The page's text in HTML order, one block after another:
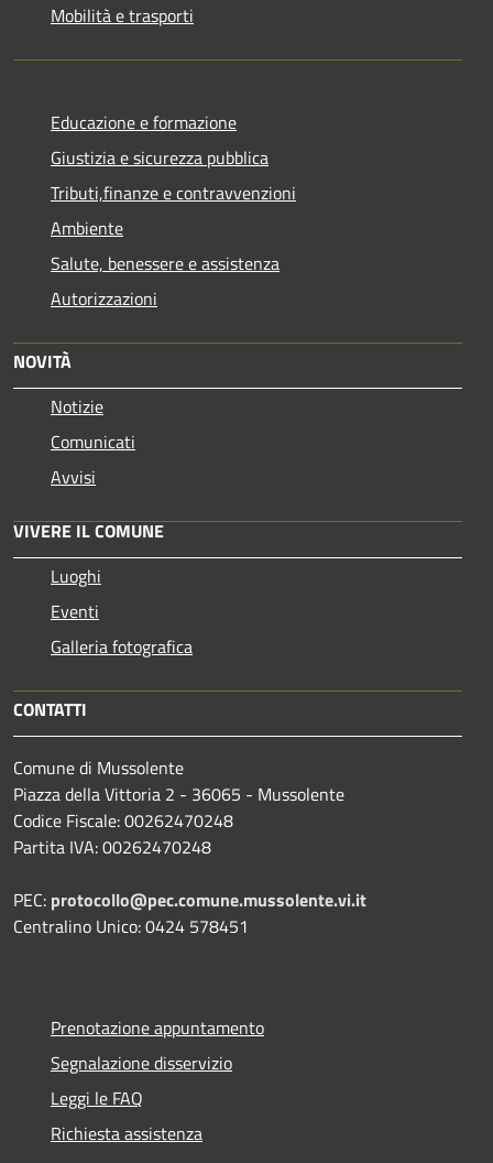
Mobilità e trasporti
Educazione e formazione
Giustizia e sicurezza pubblica
Tributi,finanze e contravvenzioni
Ambiente
Salute, benessere e assistenza
Autorizzazioni
NOVITÀ
Notizie
Comunicati
Avvisi
VIVERE IL COMUNE
Luoghi
Eventi
Galleria fotografica
CONTATTI
Comune di Mussolente
Piazza della Vittoria 2 - 36065 - Mussolente
Codice Fiscale: 00262470248
Partita IVA: 00262470248
PEC: protocollo@pec.comune.mussolente.vi.it
Centralino Unico: 0424 578451
Prenotazione appuntamento
Segnalazione disservizio
Leggi le FAQ
Richiesta assistenza